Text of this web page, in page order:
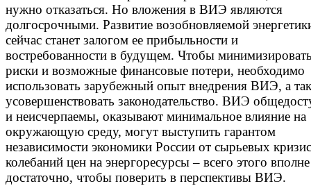
нужно отказаться. Но вложения в ВИЭ являются
долгосрочными. Развитие возобновляемой
сейчас станет залогом ее прибыльности и
востребованности в будущем. Чтобы
риски и возможные финансовые потери, необходимо
использовать зарубежный опыт внедрения ВИЭ, а
усовершенствовать законодательство. ВИЭ
и неисчерпаемы, оказывают минимальное влияние на
окружающую среду, могут выступить гарантом
независимости экономики России от сырьевых
колебаний цен на энергоресурсы – всего этого вполне
достаточно, чтобы поверить в перспективы ВИЭ.